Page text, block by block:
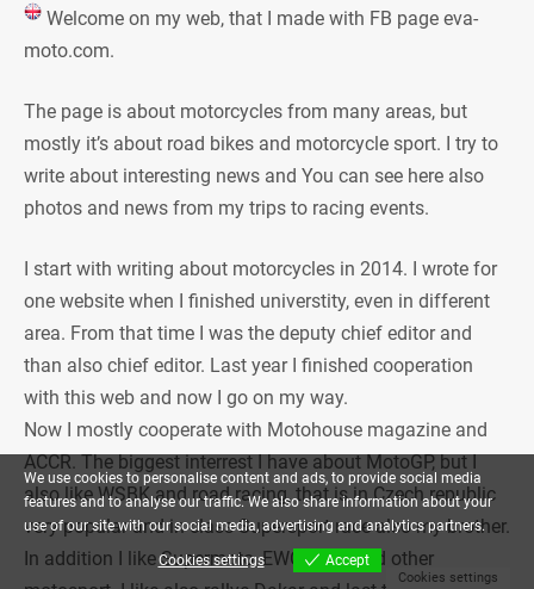
Welcome on my web, that I made with FB page eva-
moto.com.
The page is about motorcycles from many areas, but
mostly it’s about road bikes and motorcycle sport. I try to
write about interesting news and You can see here also
photos and news from my trips to racing events.
I start with writing about motorcycles in 2014. I wrote for
one website when I finished universtity, even in different
area. From that time I was the deputy chief editor and
than also chief editor. Last year I finished cooperation
with this web and now I go on my way.
Now I mostly cooperate with Motohouse magazine and
ACCR. The biggest interrest I have about MotoGP, but I
also like WSBK and road racing, that is in Czech republic
very popular and in class Supersport race also my brother.
In addition I like Supermoto, EWC, FMX and other
We use cookies to personalise content and ads, to provide social media
features and to analyse our traffic. We also share information about your
use of our site with our social media, advertising and analytics partners.
Cookies settings Accept
Cookies settings